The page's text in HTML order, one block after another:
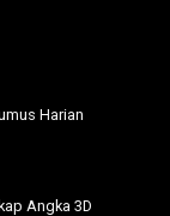
Harian
Angka 3D